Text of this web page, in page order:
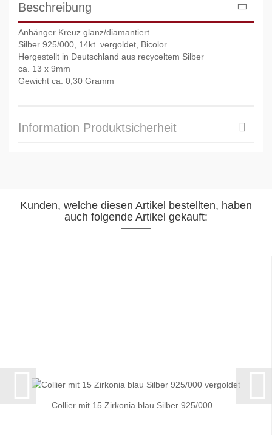
Beschreibung
Anhänger Kreuz glanz/diamantiert
Silber 925/000, 14kt. vergoldet, Bicolor
Hergestellt in Deutschland aus recyceltem Silber
ca. 13 x 9mm
Gewicht ca. 0,30 Gramm
Information Produktsicherheit
Kunden, welche diesen Artikel bestellten, haben
auch folgende Artikel gekauft:
Collier mit 15 Zirkonia blau Silber 925/000...